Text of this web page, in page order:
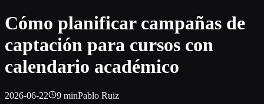
Cómo planificar campañas de
captación para cursos con
calendario académico
2026-06-22 9 minPablo Ruiz